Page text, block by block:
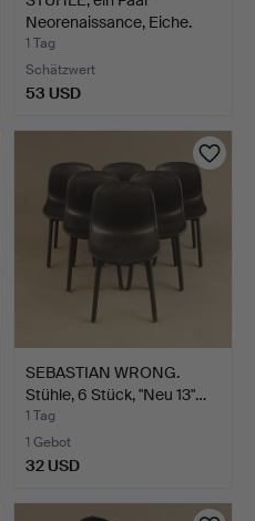
Neorenaissance, Eiche.
1 Tag
Schätzwert
53 USD
SEBASTIAN WRONG.
Stühle, 6 Stück, "Neu 13"…
1 Tag
1 Gebot
32 USD